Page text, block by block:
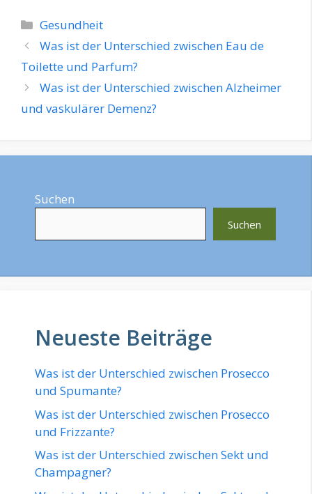
Kategorien
Gesundheit
Was ist der Unterschied zwischen Eau de
Toilette und Parfum?
Was ist der Unterschied zwischen Alzheimer
und vaskulärer Demenz?
Suchen
Suchen
Neueste Beiträge
Was ist der Unterschied zwischen Prosecco
und Spumante?
Was ist der Unterschied zwischen Prosecco
und Frizzante?
Was ist der Unterschied zwischen Sekt und
Champagner?